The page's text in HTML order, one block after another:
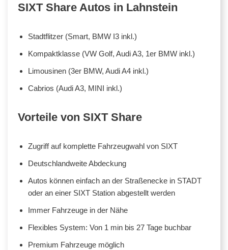
SIXT Share Autos in Lahnstein
Stadtflitzer (Smart, BMW I3 inkl.)
Kompaktklasse (VW Golf, Audi A3, 1er BMW inkl.)
Limousinen (3er BMW, Audi A4 inkl.)
Cabrios (Audi A3, MINI inkl.)
Vorteile von SIXT Share
Zugriff auf komplette Fahrzeugwahl von SIXT
Deutschlandweite Abdeckung
Autos können einfach an der Straßenecke in STADT
oder an einer SIXT Station abgestellt werden
Immer Fahrzeuge in der Nähe
Flexibles System: Von 1 min bis 27 Tage buchbar
Premium Fahrzeuge möglich